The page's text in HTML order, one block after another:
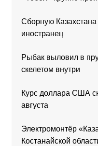
Сборную Казахстана
иностранец
Рыбак выловил в
скелетом внутри
Курс доллара США
августа
Электромонтёр
Костанайской